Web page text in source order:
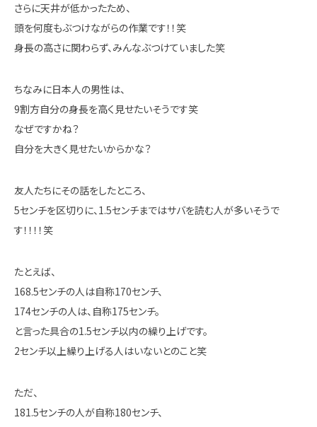
さらに天井が低かったため、
頭を何度もぶつけながらの作業です！！笑
身長の高さに関わらず、みんなぶつけていました笑
ちなみに日本人の男性は、
9割方自分の身長を高く見せたいそうです笑
なぜですかね？
自分を大きく見せたいからかな？
友人たちにその話をしたところ、
5センチを区切りに、1.5センチまではサバを読む人が多いそうで
す！！！！笑
たとえば、
168.5センチの人は自称170センチ、
174センチの人は、自称175センチ。
と言った具合の1.5センチ以内の繰り上げです。
2センチ以上繰り上げる人はいないとのこと笑
ただ、
181.5センチの人が自称180センチ、